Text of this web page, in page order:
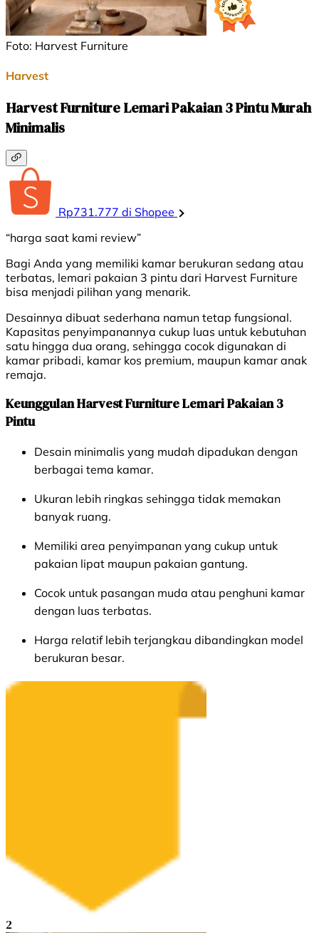
Foto: Harvest Furniture
Harvest
Harvest Furniture Lemari Pakaian 3 Pintu Murah
Minimalis
Rp731.777 di Shopee
“harga saat kami review”
Bagi Anda yang memiliki kamar berukuran sedang atau
terbatas, lemari pakaian 3 pintu dari Harvest Furniture
bisa menjadi pilihan yang menarik.
Desainnya dibuat sederhana namun tetap fungsional.
Kapasitas penyimpanannya cukup luas untuk kebutuhan
satu hingga dua orang, sehingga cocok digunakan di
kamar pribadi, kamar kos premium, maupun kamar anak
remaja.
Keunggulan Harvest Furniture Lemari Pakaian 3
Pintu
Desain minimalis yang mudah dipadukan dengan
berbagai tema kamar.
Ukuran lebih ringkas sehingga tidak memakan
banyak ruang.
Memiliki area penyimpanan yang cukup untuk
pakaian lipat maupun pakaian gantung.
Cocok untuk pasangan muda atau penghuni kamar
dengan luas terbatas.
Harga relatif lebih terjangkau dibandingkan model
berukuran besar.
2